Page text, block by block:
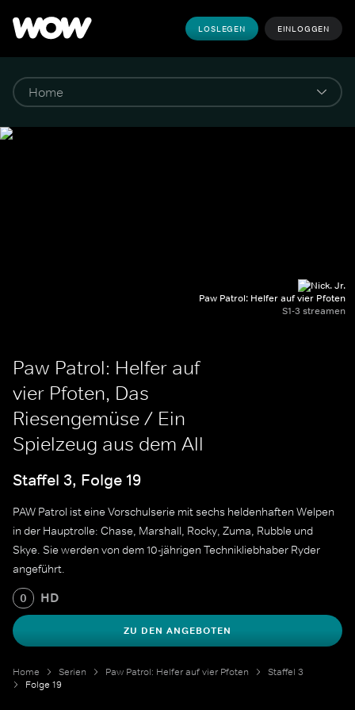
LOSLEGEN EINLOGGEN
Paw Patrol: Helfer auf vier Pfoten
S1-3 streamen
Paw Patrol: Helfer auf
vier Pfoten, Das
Riesengemüse / Ein
Spielzeug aus dem All
Staffel 3, Folge 19
PAW Patrol ist eine Vorschulserie mit sechs heldenhaften Welpen
in der Hauptrolle: Chase, Marshall, Rocky, Zuma, Rubble und
Skye. Sie werden von dem 10-jährigen Technikliebhaber Ryder
angeführt.
0 HD
ZU DEN ANGEBOTEN
Home Serien Paw Patrol: Helfer auf vier Pfoten
Staffel 3
Folge 19